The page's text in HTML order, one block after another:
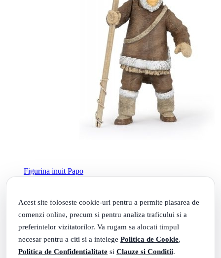
Acest site foloseste cookie-uri pentru a permite plasarea de
comenzi online, precum si pentru analiza traficului si a
preferintelor vizitatorilor. Va rugam sa alocati timpul
necesar pentru a citi si a intelege Politica de Cookie,
Politica de Confidentialitate si Clauze si Conditii.
Figurina inuit Papo
63
Adauga in cos